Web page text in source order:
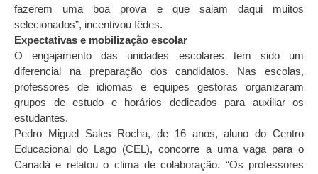
fazerem uma boa prova e que saiam daqui muitos
selecionados”, incentivou Iêdes.
Expectativas e mobilização escolar
O engajamento das unidades escolares tem sido um
diferencial na preparação dos candidatos. Nas escolas,
professores de idiomas e equipes gestoras organizaram
grupos de estudo e horários dedicados para auxiliar os
estudantes.
Pedro Miguel Sales Rocha, de 16 anos, aluno do Centro
Educacional do Lago (CEL), concorre a uma vaga para o
Canadá e relatou o clima de colaboração. “Os professores